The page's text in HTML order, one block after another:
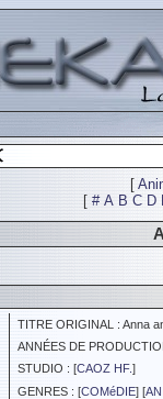
[
[ # A B C D
TITRE ORIGINAL : Anna
ANNÉES DE
STUDIO : [CAOZ HF.]
GENRES : [COMéDIE] [